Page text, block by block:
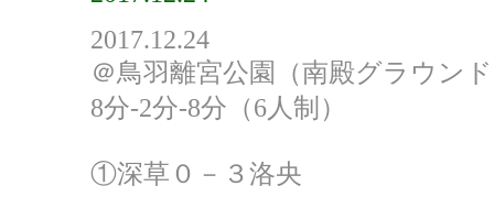
2017.12.24
＠鳥羽離宮公園（南殿グラウン
8分-2分-8分（6人制）
①深草０－３洛央